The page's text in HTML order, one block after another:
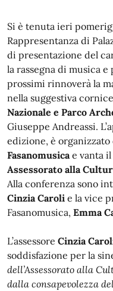
Si è tenuta ieri
Rappresentanza di
di presentazione del
la rassegna di musica e
prossimi rinnoverà la
nella suggestiva
Nazionale e Parco
Giuseppe Andreassi.
edizione, è
Fasanomusicae vanta
Assessorato alla
Alla conferenza sono
Cinzia Caroli e la vice
Fasanomusica, Emma
L’assessore Cinzia
soddisfazione per la
dell’Assessorato alla
dalla consapevolezza